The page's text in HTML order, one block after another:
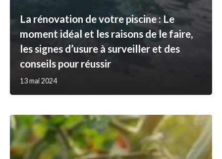
La rénovation de votre piscine : Le
moment idéal et les raisons de le faire,
les signes d’usure à surveiller et des
conseils pour réussir
13 mai 2024